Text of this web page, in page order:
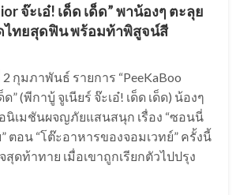
จ๊ะเอ๋! เด็ด เด็ด” พาน้องๆ ตะลุย
ทยสุดฟิน พร้อมท้าพิสูจน์สี
กุมภาพันธ์ รายการ “PeeKaBoo
ด” (พีกาบู้ จูเนียร์ จ๊ะเอ๋! เด็ด เด็ด) น้องๆ
นิเมชันผจญภัยแสนสนุก เรื่อง “ซอนนี่
ตอน “โต๊ะอาหารของจอมเวทย์” ครั้งนี้
ดท้าทาย เมื่อเขาถูกเรียกตัวไปปรุง